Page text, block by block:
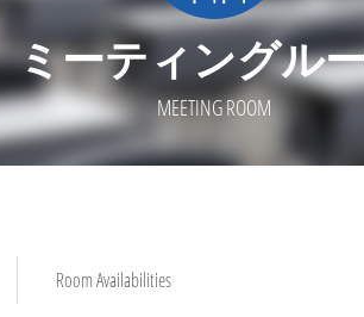
ミーティングル
MEETING ROOM
Room Availabilities